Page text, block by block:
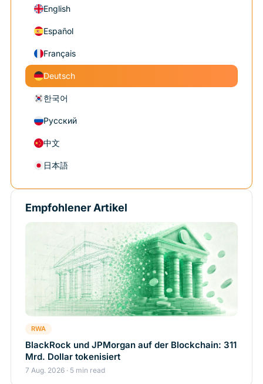
English
Español
Français
Deutsch
한국어
Русский
中文
日本語
Empfohlener Artikel
RWA
BlackRock und JPMorgan auf der Blockchain: 311
Mrd. Dollar tokenisiert
7 Aug. 2026 · 5 min read